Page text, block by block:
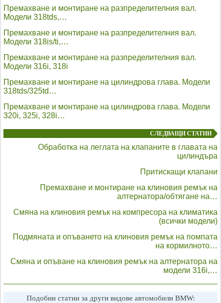
Премахване и монтиране на разпределителния вал.
Модели 318tds,…
Премахване и монтиране на разпределителния вал.
Модели 318is/ti,…
Премахване и монтиране на разпределителния вал.
Модели 316i, 318i
Премахване и монтиране на цилиндрова глава. Модели
318tds/325td…
Премахване и монтиране на цилиндрова глава. Модели
320i, 325i, 328i…
СЛЕДВАЩИ СТАТИИ
Обработка на леглата на клапаните в главата на
цилиндъра
Притискащи клапани
Премахване и монтиране на клиновия ремък на
алтернатора/обтягане на…
Смяна на клиновия ремък на компресора на климатика
(всички модели)
Подмяната и опъването на клиновия ремък на помпата
на кормилното…
Смяна и опъване на клиновия ремък на алтернатора на
модели 316i,…
Подобни статии за други видове автомобили BMW: